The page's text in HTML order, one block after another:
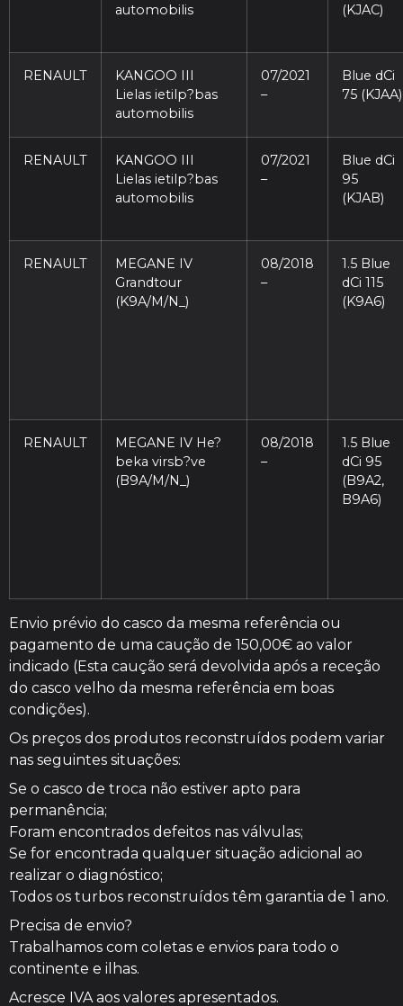
automobilis
(KJAC)
RENAULT
KANGOO III
Lielas ietilp?bas
automobilis
07/2021
–
Blue dCi
75 (KJAA)
RENAULT
KANGOO III
Lielas ietilp?bas
automobilis
07/2021
–
Blue dCi
95
(KJAB)
RENAULT
MEGANE IV
Grandtour
(K9A/M/N_)
08/2018
–
1.5 Blue
dCi 115
(K9A6)
RENAULT
MEGANE IV He?
beka virsb?ve
(B9A/M/N_)
08/2018
–
1.5 Blue
dCi 95
(B9A2,
B9A6)
Envio prévio do casco da mesma referência ou
pagamento de uma caução de 150,00€ ao valor
indicado (Esta caução será devolvida após a receção
do casco velho da mesma referência em boas
condições).
Os preços dos produtos reconstruídos podem variar
nas seguintes situações:
Se o casco de troca não estiver apto para
permanência;
Foram encontrados defeitos nas válvulas;
Se for encontrada qualquer situação adicional ao
realizar o diagnóstico;
Todos os turbos reconstruídos têm garantia de 1 ano.
Precisa de envio?
Trabalhamos com coletas e envios para todo o
continente e ilhas.
Acresce IVA aos valores apresentados.